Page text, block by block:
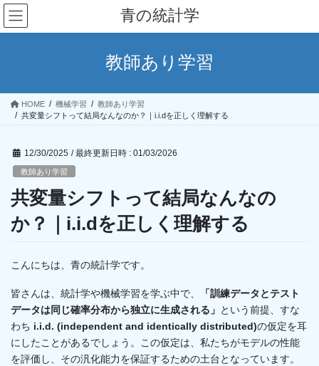
コ
ン
テ
ス
ナ
ビ
ゲ
ン
青の統計学
教師あり学習
HOME 機械学習
教師あり学習
共変量シフトって結局なんなのか？｜i.i.dを正しく理解する
12/30/2025 / 最終更新日時 : 01/03/2026
教師あり学習
共変量シフトって結局なんなの
か？｜i.i.dを正しく理解する
こんにちは、青の統計学です。
皆さんは、統計学や機械学習を学ぶ中で、
「訓練データとテスト
データは同じ確率分布から独立に生成される」 という前提、すな
わち i.i.d. (independent and identically distributed)の仮定を耳
にしたことがあるでしょう。この仮定は、私たちがモデルの性能
を評価し、その汎化能力を保証するための土台となっています。